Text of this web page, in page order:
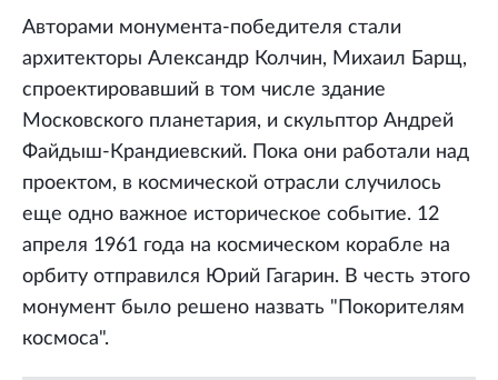
Авторами монумента-победителя стали
архитекторы Александр Колчин, Михаил Барщ,
спроектировавший в том числе здание
Московского планетария, и скульптор Андрей
Файдыш-Крандиевский. Пока они работали над
проектом, в космической отрасли случилось
еще одно важное историческое событие. 12
апреля 1961 года на космическом корабле на
орбиту отправился Юрий Гагарин. В честь этого
монумент было решено назвать "Покорителям
космоса".